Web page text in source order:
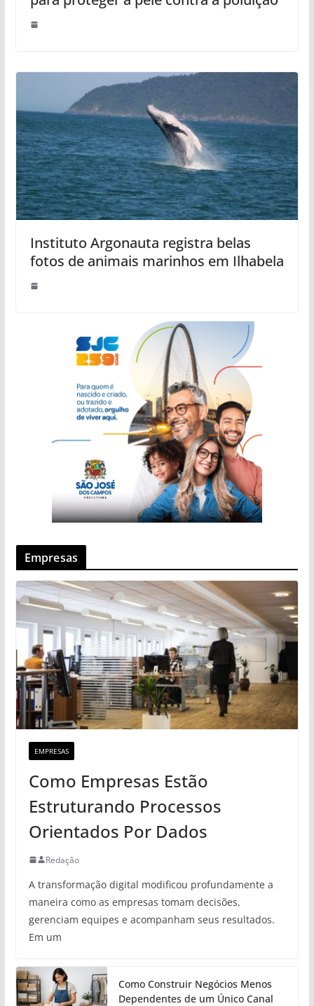
Instituto Argonauta registra belas
fotos de animais marinhos em Ilhabela
Empresas
EMPRESAS
Como Empresas Estão
Estruturando Processos
Orientados Por Dados
Redação
A transformação digital modificou profundamente a
maneira como as empresas tomam decisões,
gerenciam equipes e acompanham seus resultados.
Em um
Como Construir Negócios Menos
Dependentes de um Único Canal